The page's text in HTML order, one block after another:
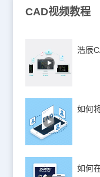
CAD视频教程
浩辰
如何
如何